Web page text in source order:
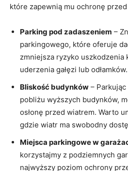
które zapewnią mu ochronę przed
Parking pod zadaszeniem –
parkingowego, które oferuje
zmniejsza ryzyko uszkodzenia
uderzenia gałęzi lub odłamków.
Bliskość budynków –
pobliżu ‌wyższych budynków,
osłonę przed wiatrem. ⁤Warto
gdzie wiatr ma swobodny⁢
Miejsca parkingowe w
korzystajmy z podziemnych
najwyższy poziom​ ochrony